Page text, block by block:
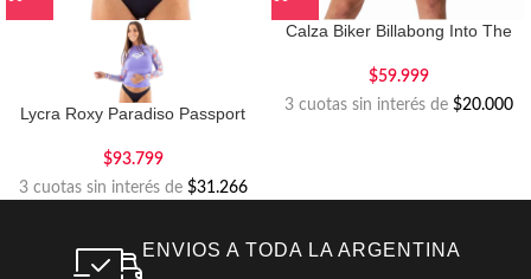
Lycra Roxy Paradiso Passport
$93.799
3 cuotas sin interés de $31.266
Calza Biker Billabong Into The
$59.999
3 cuotas sin interés de $20.000
ENVIOS A TODA LA ARGENTINA